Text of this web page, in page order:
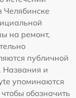
Челябинске
на ремонт,
публичной
Названия и
упоминаются
обозначить